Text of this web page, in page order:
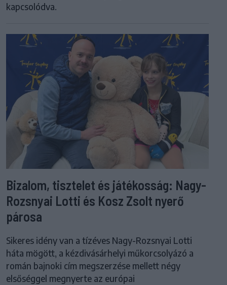
kapcsolódva.
Bizalom, tisztelet és játékosság: Nagy-
Rozsnyai Lotti és Kosz Zsolt nyerő
párosa
Sikeres idény van a tízéves Nagy-Rozsnyai Lotti
háta mögött, a kézdivásárhelyi műkorcsolyázó a
román bajnoki cím megszerzése mellett négy
elsőséggel megnyerte az európai